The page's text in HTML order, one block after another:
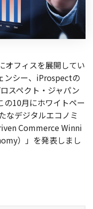
オフィスを展開してい
ンシー、iProspectの
スペクト・ジャパン
の10月にホワイトペー
なデジタルエコノミ
Commerce Winni
）」を発表しまし